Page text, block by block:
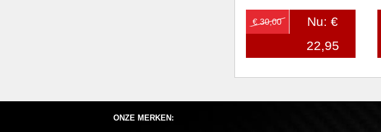
€ 30,00
Nu: €
22,95
ONZE MERKEN: